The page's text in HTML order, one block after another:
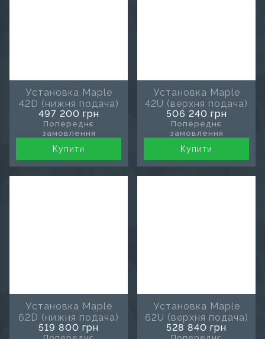
Установка Maple
42D (нижня подача)
497 200 грн
Попереднє
замовлення
Купити
Установка Maple
42U (верхня подача)
506 240 грн
Попереднє
замовлення
Купити
Установка Maple
62D (нижня подача)
519 800 грн
Попереднє
Установка Maple
62U (верхня подача)
528 840 грн
Попереднє